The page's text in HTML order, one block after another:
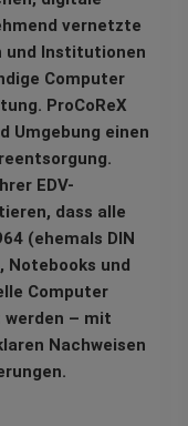
vernetzte
und Institutionen
Computer
ProCoReX
Umgebung einen
EDV-
dass alle
(ehemals DIN
Notebooks und
Computer
werden – mit
Nachweisen